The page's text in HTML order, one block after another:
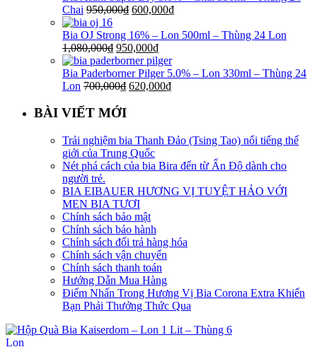
Chai 950,000₫ 600,000₫
Bia OJ Strong 16% – Lon 500ml – Thùng 24 Lon
1,080,000₫ 950,000₫
Bia Paderborner Pilger 5.0% – Lon 330ml – Thùng 24
Lon 700,000₫ 620,000₫
BÀI VIẾT MỚI
Trải nghiệm bia Thanh Đảo (Tsing Tao) nổi tiếng thế
giới của Trung Quốc
Nét phá cách của bia Bira đến từ Ấn Độ dành cho
người trẻ.
BIA EIBAUER HƯƠNG VỊ TUYỆT HẢO VỚI
MEN BIA TƯƠI
Chính sách bảo mật
Chính sách bảo hành
Chính sách đổi trả hàng hóa
Chính sách vận chuyển
Chính sách thanh toán
Hướng Dẫn Mua Hàng
Điểm Nhấn Trong Hương Vị Bia Corona Extra Khiến
Bạn Phải Thưởng Thức Qua